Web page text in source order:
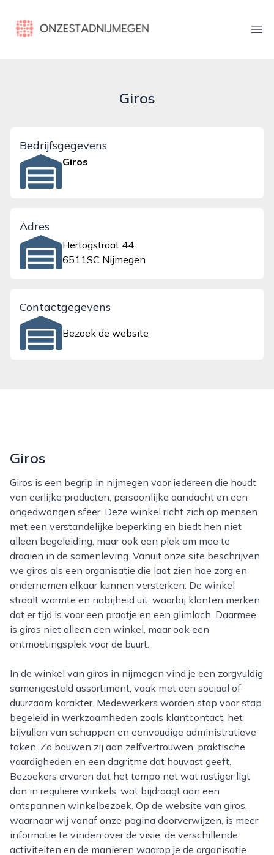
onzestadnijmegen.nl
Giros
Bedrijfsgegevens
Giros
Adres
Hertogstraat 44
6511SC Nijmegen
Contactgegevens
Bezoek de website
Giros
Giros is een begrip in nijmegen voor iedereen die houdt
van eerlijke producten, persoonlijke aandacht en een
ongedwongen sfeer. Deze winkel richt zich op mensen
met een verstandelijke beperking en biedt hen niet
alleen begeleiding, maar ook een plek om mee te
draaien in de samenleving. Vanuit onze site beschrijven
we giros als een organisatie die laat zien hoe zorg en
ondernemen elkaar kunnen versterken. De winkel
straalt warmte en nabijheid uit, waarbij klanten merken
dat er tijd is voor een praatje en een glimlach. Daarmee
is giros niet alleen een winkel, maar ook een
ontmoetingsplek voor de buurt.
In de winkel van giros in nijmegen vind je een zorgvuldig
samengesteld assortiment, vaak met een sociaal of
duurzaam karakter. Medewerkers worden stap voor stap
begeleid in werkzaamheden zoals klantcontact, het
bijvullen van schappen en eenvoudige administratieve
taken. Zo bouwen zij aan zelfvertrouwen, praktische
vaardigheden en een dagritme dat houvast geeft.
Bezoekers ervaren dat het tempo net wat rustiger ligt
dan in reguliere winkels, wat bijdraagt aan een
ontspannen winkelbezoek. Op de website van giros,
waarnaar wij vanaf onze pagina doorverwijzen, is meer
informatie te vinden over de visie, de verschillende
activiteiten en de manieren waarop je de organisatie